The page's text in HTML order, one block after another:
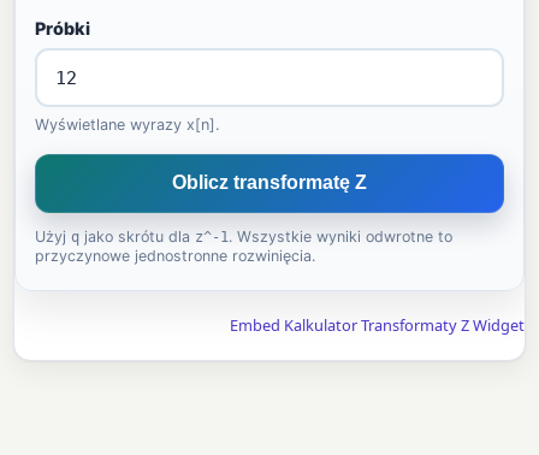
Próbki
Wyświetlane wyrazy x[n].
Oblicz transformatę Z
Użyjq jako skrótu dla z^-1 . Wszystkie wyniki odwrotne to
przyczynowe jednostronne rozwinięcia.
Embed Kalkulator Transformaty Z Widget